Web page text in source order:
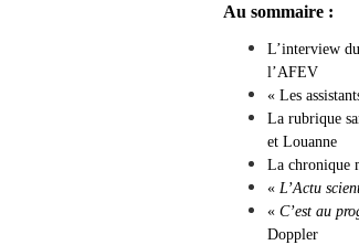
Au sommaire :
L’interview
l’AFEV
« Les
La rubrique
et Louanne
La chronique
« L’Actu
« C’est au
Doppler